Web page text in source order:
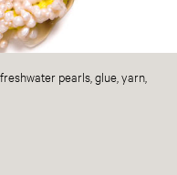
pearls, glue, yarn,